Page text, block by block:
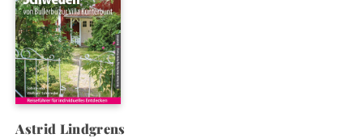
g
e
Astrid Lindgrens